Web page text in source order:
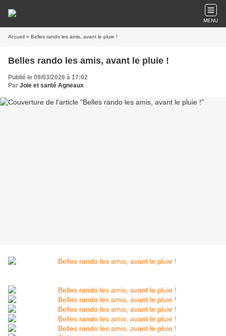
MENU
Accueil » Belles rando les amis, avant le pluie !
Belles rando les amis, avant le pluie !
Publié le 09/03/2026 à 17:02
Par Joie et santé Agneaux